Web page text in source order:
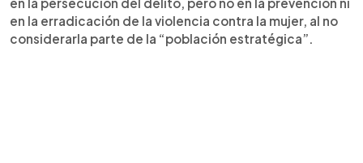
en la erradicación de la violencia contra la mujer, al no
considerarla parte de la “población estratégica”.